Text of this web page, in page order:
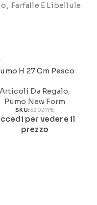
, Farfalle E Libellule
H 27 Cm Pesco
Articoli Da Regalo,
Pumo New Form
SKU:52027PE
per vedere il
prezzo